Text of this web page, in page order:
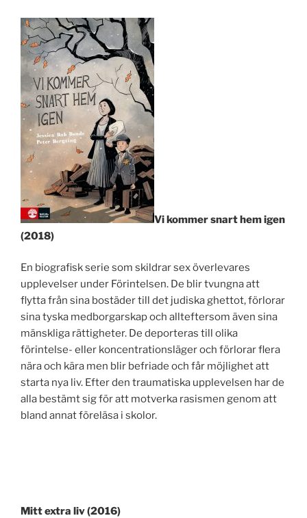
Vi kommer snart hem igen
(2018)
En biografisk serie som skildrar sex överlevares
upplevelser under Förintelsen. De blir tvungna att
flytta från sina bostäder till det judiska ghettot, förlorar
sina tyska medborgarskap och allteftersom även sina
mänskliga rättigheter. De deporteras till olika
förintelse- eller koncentrationsläger och förlorar flera
nära och kära men blir befriade och får möjlighet att
starta nya liv. Efter den traumatiska upplevelsen har de
alla bestämt sig för att motverka rasismen genom att
bland annat föreläsa i skolor.
Mitt extra liv (2016)